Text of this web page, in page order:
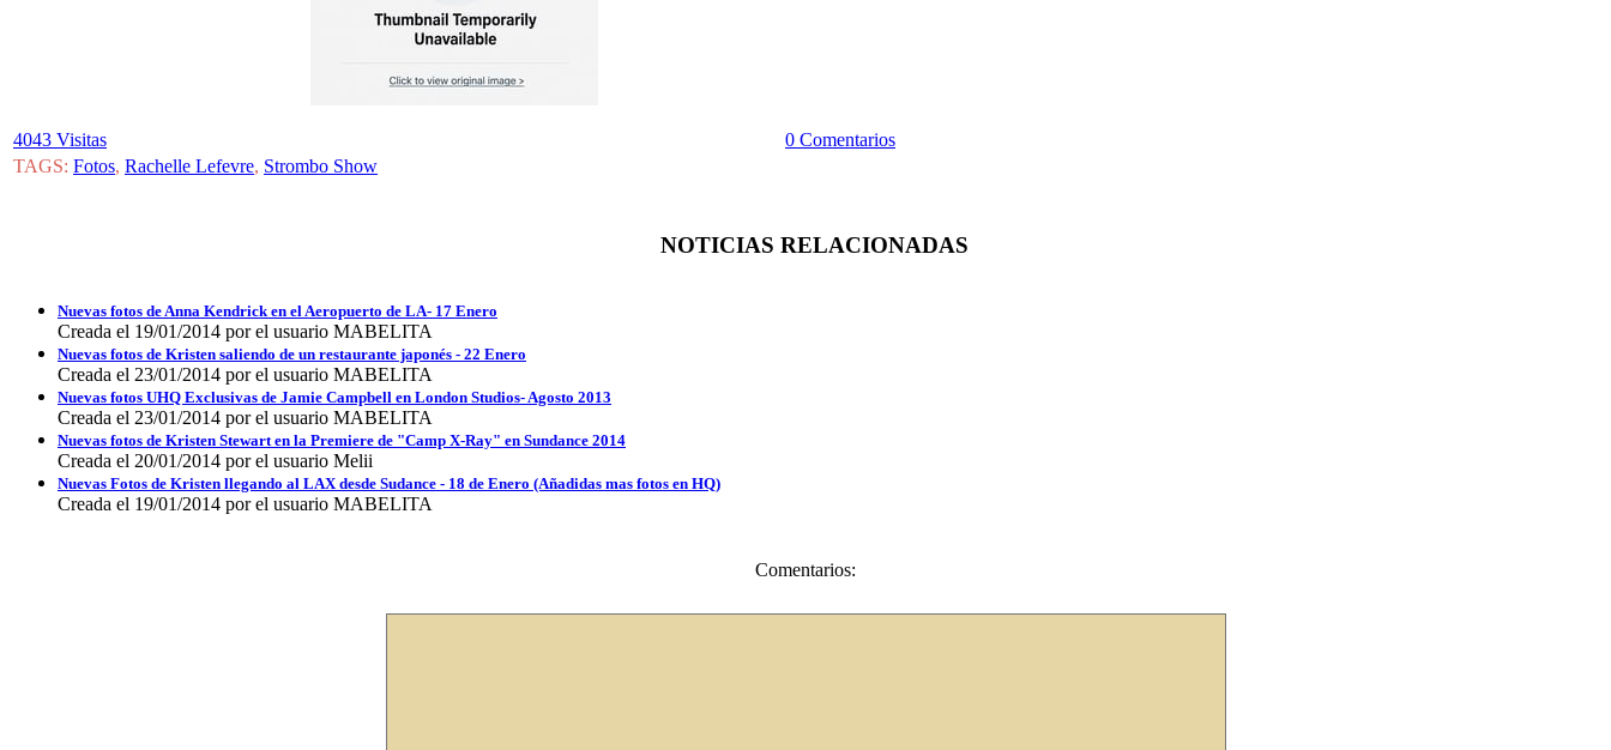
4043 Visitas
0 Comentarios
TAGS: Fotos, Rachelle Lefevre, Strombo Show
NOTICIAS RELACIONADAS
Nuevas fotos de Anna Kendrick en el Aeropuerto de LA- 17 Enero
Creada el 19/01/2014 por el usuario MABELITA
Nuevas fotos de Kristen saliendo de un restaurante japonés - 22 Enero
Creada el 23/01/2014 por el usuario MABELITA
Nuevas fotos UHQ Exclusivas de Jamie Campbell en London Studios- Agosto 2013
Creada el 23/01/2014 por el usuario MABELITA
Nuevas fotos de Kristen Stewart en la Premiere de "Camp X-Ray" en Sundance 2014
Creada el 20/01/2014 por el usuario Melii
Nuevas Fotos de Kristen llegando al LAX desde Sudance - 18 de Enero (Añadidas mas fotos en HQ)
Creada el 19/01/2014 por el usuario MABELITA
Comentarios: